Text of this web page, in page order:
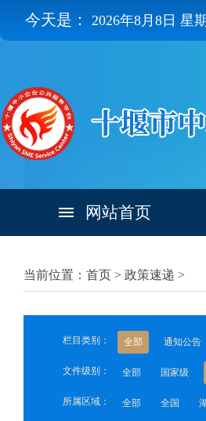
今天是： 2026年8月8日 星
网站首页
当前位置：首页 > 政策速递 >
栏目类别： 全部 通知公告
文件级别： 全部 国家级
所属区域： 全部 全国